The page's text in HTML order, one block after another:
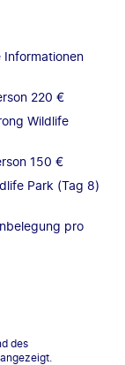
Informationen
220 €
Wildlife
150 €
Park (Tag 8)
pro
des